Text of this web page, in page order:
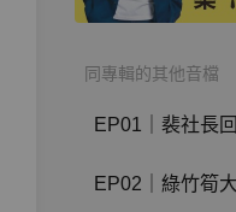
同專輯的其他音檔